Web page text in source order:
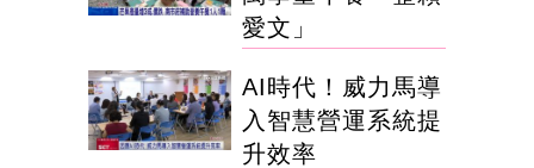
愛文」
AI時代！威力馬導
入智慧營運系統提
升效率